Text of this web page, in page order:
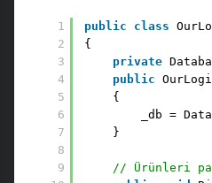
1
2
3
4
5
6
7
8
9
public class
{
private
public
{
_db =
}
// Ürünleri